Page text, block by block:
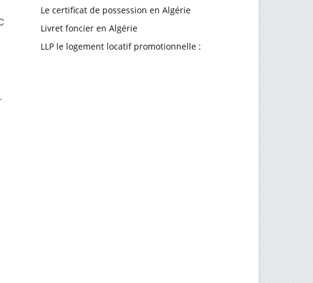
Le certificat de possession en Algérie
Livret foncier en Algérie
LLP le logement locatif promotionnelle :